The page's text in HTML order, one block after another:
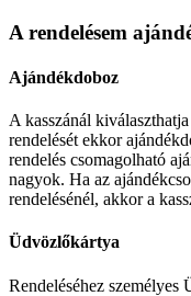
A rendelésem
Ajándékdoboz
A kasszánál
rendelését ekkor
rendelés csomagolható
nagyok. Ha az
rendelésénél, akkor a
Üdvözlőkártya
Rendeléséhez